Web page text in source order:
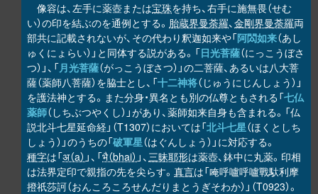
像容は、左手に薬壺または宝珠を持ち、右手に施無畏（せむ
い）の印を結ぶのを通例とする。 胎蔵界曼荼羅、金剛界曼荼羅両
部共に記載されないが、その代わり釈迦如来や「阿閦如来（あし
ゅくにょらい）」と同体する説がある。「日光菩薩（にっこうぼさ
つ）」、「月光菩薩（がっこうぼさつ）」の二菩薩、あるいは八大菩
薩（薬師八菩薩）を脇士とし、「十二神将（じゅうにじんしょう）」
を護法神とする。また分身・異名とも別の仏尊ともされる「七仏
薬師（しちぶつやくし）」があり、薬師如来自身も含まれる。「仏
説北斗七星延命経」（T1307）においては「北斗七星（ほくとしち
しょう）」のうちの「破軍星（はぐんしょう）」に対応する。
種字は「अ（a） 」、「भै（bhai） 」、三昧耶形は薬壺、鉢中に丸薬。印相
は法界定印で親指の先を尖らす。 真言は「唵呼嚧呼嚧戰馱利摩
撜祇莎訶（おんころころせんだりまとうぎそわか）」（T0923）。